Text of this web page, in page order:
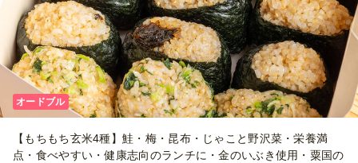
オードブル
【もちもち玄米4種】鮭・梅・昆布・じゃこと野沢菜・栄養満
点・食べやすい・健康志向のランチに・金のいぶき使用・粟国の